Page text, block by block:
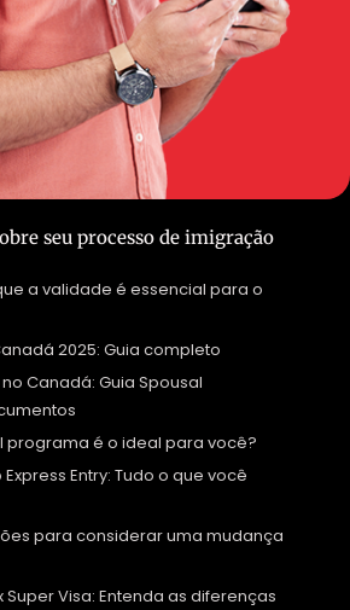
seu processo de imigração
a validade é essencial para o
2025: Guia completo
Canadá: Guia Spousal
programa é o ideal para você?
Entry: Tudo o que você
para considerar uma mudança
Super Visa: Entenda as diferenças